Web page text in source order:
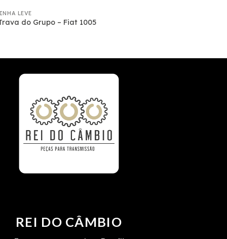
LEVE
do Grupo – Fiat 1005
REI DO CÂMBIO